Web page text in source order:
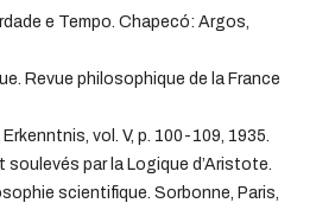
e Tempo. Chapecó: Argos,
Revue philosophique de la France
vol. V, p. 100-109, 1935.
soulevés par la Logique d’Aristote.
scientifique. Sorbonne, Paris,